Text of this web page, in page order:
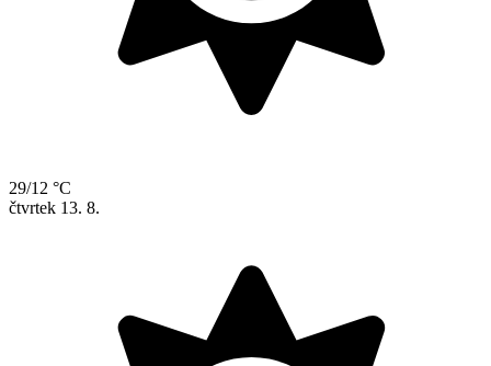
29/12 °C
čtvrtek 13. 8.